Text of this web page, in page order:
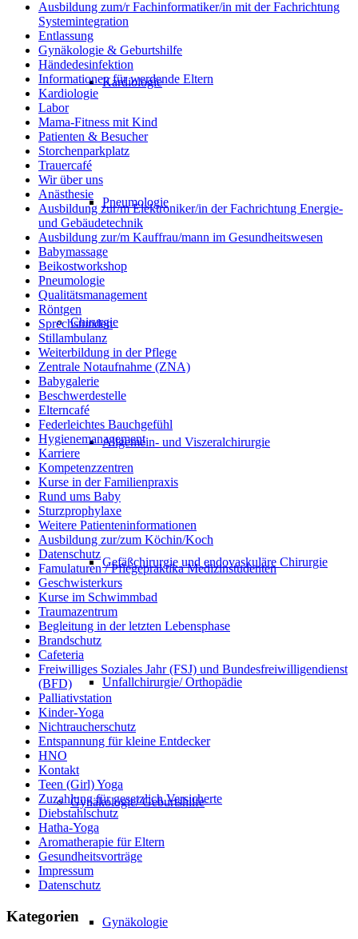
Kardiologie
Pneumologie
Chirurgie
Allgemein- und Viszeralchirurgie
Gefäßchirurgie und endovaskuläre Chirurgie
Unfallchirurgie/ Orthopädie
Gynäkologie/ Geburtshilfe
Gynäkologie
Ausbildung zum/r Fachinformatiker/in mit der Fachrichtung
Systemintegration
Entlassung
Gynäkologie & Geburtshilfe
Händedesinfektion
Informationen für werdende Eltern
Kardiologie
Labor
Mama-Fitness mit Kind
Patienten & Besucher
Storchenparkplatz
Trauercafé
Wir über uns
Anästhesie
Ausbildung zur/m Elektroniker/in der Fachrichtung Energie-
und Gebäudetechnik
Ausbildung zur/m Kauffrau/mann im Gesundheitswesen
Babymassage
Beikostworkshop
Pneumologie
Qualitätsmanagement
Röntgen
Sprechstunden
Stillambulanz
Weiterbildung in der Pflege
Zentrale Notaufnahme (ZNA)
Babygalerie
Beschwerdestelle
Elterncafé
Federleichtes Bauchgefühl
Hygienemanagement
Karriere
Kompetenzzentren
Kurse in der Familienpraxis
Rund ums Baby
Sturzprophylaxe
Weitere Patienteninformationen
Ausbildung zur/zum Köchin/Koch
Datenschutz
Famulaturen / Pflegepraktika Medizinstudenten
Geschwisterkurs
Kurse im Schwimmbad
Traumazentrum
Begleitung in der letzten Lebensphase
Brandschutz
Cafeteria
Freiwilliges Soziales Jahr (FSJ) und Bundesfreiwilligendienst
(BFD)
Palliativstation
Kinder-Yoga
Nichtraucherschutz
Entspannung für kleine Entdecker
HNO
Kontakt
Teen (Girl) Yoga
Zuzahlung für gesetzlich Versicherte
Diebstahlschutz
Hatha-Yoga
Aromatherapie für Eltern
Gesundheitsvorträge
Impressum
Datenschutz
Kategorien